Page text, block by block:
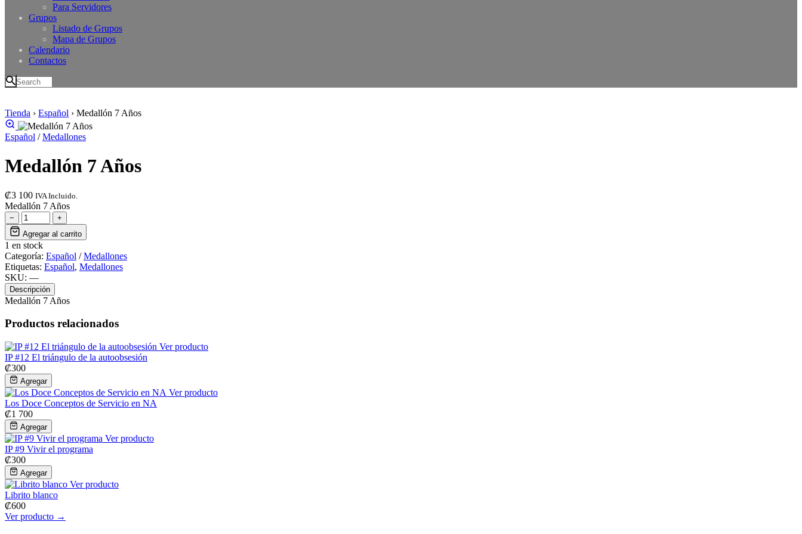
Para Servidores
Grupos
Listado de Grupos
Mapa de Grupos
Calendario
Contactos
Tienda › Español › Medallón 7 Años
Español /Medallones
Medallón 7 Años
₡3 100 IVA Incluido.
Medallón 7 Años
−
+
Agregar al carrito
1 en stock
Categoría: Español /Medallones
Etiquetas: Español, Medallones
SKU: —
Descripción
Medallón 7 Años
Productos relacionados
Ver producto
IP #12 El triángulo de la autoobsesión
₡300
Agregar
Ver producto
Los Doce Conceptos de Servicio en NA
₡1 700
Agregar
Ver producto
IP #9 Vivir el programa
₡300
Agregar
Ver producto
Librito blanco
₡600
Ver producto →